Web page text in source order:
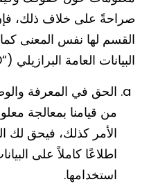
صراحةً على خلاف ذلك،
القسم لها نفس المعنى
البيانات العامة البرازيلي (“LGPD”).
الحق في المعرفة
من قيامنا بمعالجة
الأمر كذلك، فيحق لك
اطلاعًا كاملاً على
استخدامها.